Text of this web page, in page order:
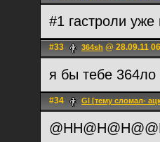
#1 гастроли уже
#33 364sh @ 28.09.11
я бы тебе
#34 Gl [тему сломал-